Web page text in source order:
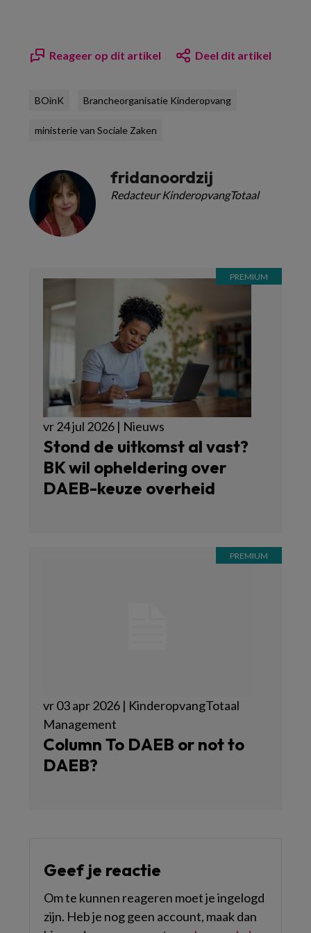
Reageer op dit artikel Deel dit artikel
BOinK Brancheorganisatie Kinderopvang
ministerie van Sociale Zaken
fridanoordzij
Redacteur KinderopvangTotaal
vr 24 jul 2026 | Nieuws
Stond de uitkomst al vast?
BK wil opheldering over
DAEB-keuze overheid
vr 03 apr 2026 | KinderopvangTotaal
Management
Column To DAEB or not to
DAEB?
Geef je reactie
Om te kunnen reageren moet je ingelogd
zijn. Heb je nog geen account, maak dan